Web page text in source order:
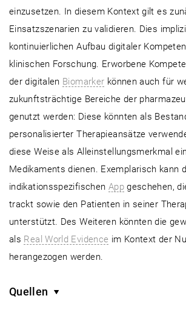
einzusetzen. In diesem Kontext gilt es
Einsatzszenarien zu validieren. Dies
kontinuierlichen Aufbau digitaler
klinischen Forschung. Erworbene
der digitalen Biomarker können auch für
zukunftsträchtige Bereiche der
genutzt werden: Diese könnten als
personalisierter Therapieansätze
diese Weise als Alleinstellungsmerkmal
Medikaments dienen. Exemplarisch kann
indikationsspezifischen Appgeschehen,
trackt sowie den Patienten in seiner
unterstützt. Des Weiteren könnten die
als Real World Evidence im Kontext der
herangezogen werden.
Quellen